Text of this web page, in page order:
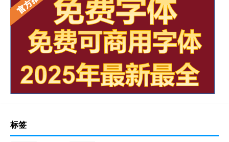
标签